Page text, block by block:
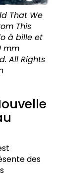
That We
This
à bille et
mm
All Rights
des